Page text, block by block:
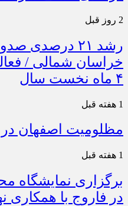
2 روز قبل
رشد ۲۱ درصدی
۴ ماه نخست سال
1 هفته قبل
مظلومیت اصفهان
1 هفته قبل
برگزاری نمایشگاه
در فاروج با همکاری